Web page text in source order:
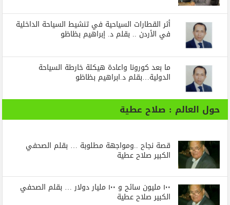
أثر القطارات السياحية في تنشيط السياحة الداخلية
في الأردن .. بقلم د. إبراهيم بظاظو
ما بعد كورونا واعادة هيكلة خارطة السياحة
الدولية…بقلم د.ابراهيم بظاظو
حول العالم : صلاح عطية
قصة نجاح ..ومواجهة مطلوبة … بقلم الصحفي
الكبير صلاح عطية
١٠٠ مليون سائح و ١٠٠ مليار دولار … بقلم الصحفي
الكبير صلاح عطية